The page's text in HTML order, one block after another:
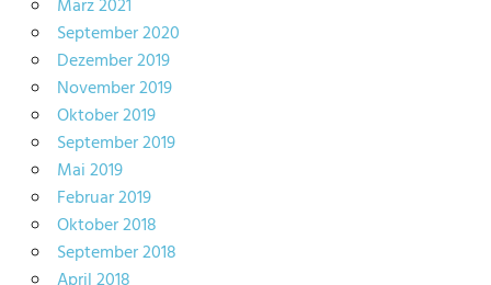
März 2021
September 2020
Dezember 2019
November 2019
Oktober 2019
September 2019
Mai 2019
Februar 2019
Oktober 2018
September 2018